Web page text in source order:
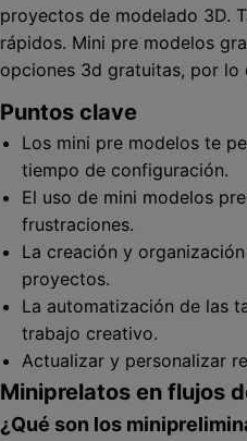
proyectos de modelado 3D.
rápidos. Mini pre modelos
opciones 3d gratuitas, por lo
Puntos clave
Los mini pre modelos te
tiempo de configuración.
El uso de mini modelos
frustraciones.
La creación y
proyectos.
La automatización de las
trabajo creativo.
Actualizar y personalizar
Miniprelatos en flujos
¿Qué son los